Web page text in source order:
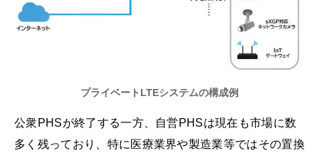
プライベートLTEシステムの構成例
公衆PHSが終了する一方、自営PHSは現在も市場に数
多く残っており、特に医療業界や製造業等ではその置換